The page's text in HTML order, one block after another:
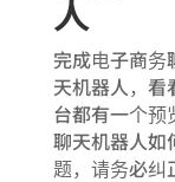
人
完成电子商务
天机器人，看
台都有一个预
聊天机器人如
题，请务必纠